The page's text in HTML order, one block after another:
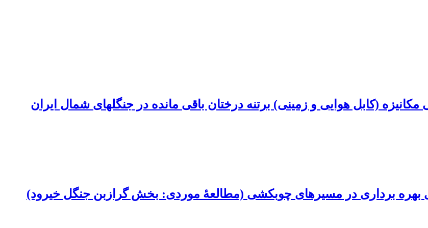
(کابل هوایی و زمینی) برتنه درختان باقی مانده در جنگلهای شمال ایران
بهره برداری در مسیرهای چوبکشی (مطالعۀ موردی: بخش گرازبن جنگل خیرود)